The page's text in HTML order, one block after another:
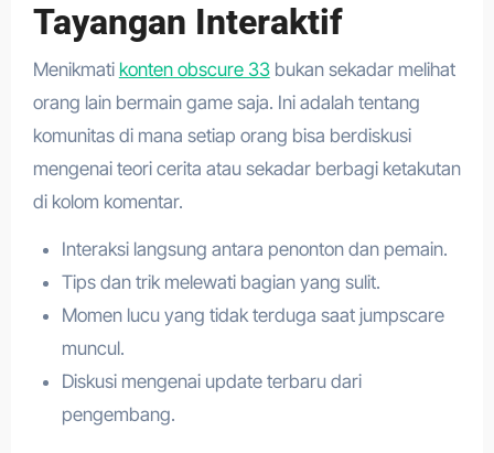
Tayangan Interaktif
Menikmati konten obscure 33bukan sekadar melihat
orang lain bermain game saja. Ini adalah tentang
komunitas di mana setiap orang bisa berdiskusi
mengenai teori cerita atau sekadar berbagi ketakutan
di kolom komentar.
Interaksi langsung antara penonton dan pemain.
Tips dan trik melewati bagian yang sulit.
Momen lucu yang tidak terduga saat jumpscare
muncul.
Diskusi mengenai update terbaru dari
pengembang.